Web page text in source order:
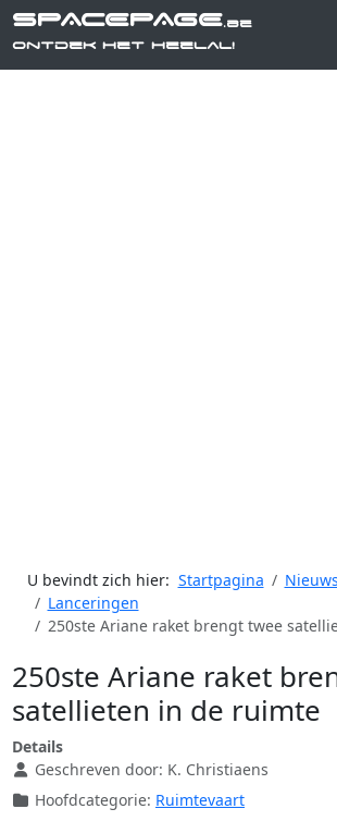
SPACEPAGE.be
Ontdek het heelal!
U bevindt zich hier: Startpagina Nieuws
Lanceringen
250ste Ariane raket brengt twee
250ste Ariane raket
satellieten in de ruimte
Details
Geschreven door: K. Christiaens
Hoofdcategorie: Ruimtevaart